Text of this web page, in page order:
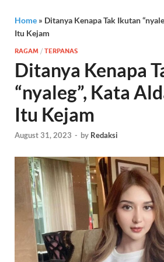
Home » Ditanya Kenapa Tak Ikutan
Itu Kejam
RAGAM / TERPANAS
Ditanya Kenapa
“nyaleg”, Kata
Itu Kejam
August 31, 2023 - by Redaksi